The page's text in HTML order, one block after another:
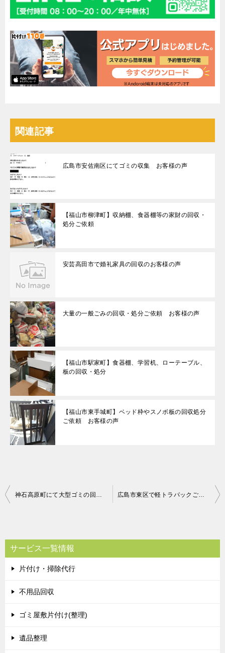
関連記事
広島市安佐南区にてゴミの収集 お客様の声
【福山市柳津町】収納棚、食器棚等の家財の回収・
処分ご依頼
安芸高田市で婚礼家具の回収のお客様の声
大量の一般ごみの回収・処分ご依頼 お客様の声
【福山市駅家町】食器棚、学習机、ローテーブル、
板の回収・処分
【福山市東手城町】ベッド枠やスノボ板の回収処分
ご依頼 お客様の声
投
ビ
ゲ
ー
シ
神石高原町にて大型ゴミの回収 お客様の声 広島市東区で軽トラパックご依頼のお客様の声
サービス一覧情報
片付け・掃除代行
不用品回収
ゴミ屋敷片付け(整理)
遺品整理